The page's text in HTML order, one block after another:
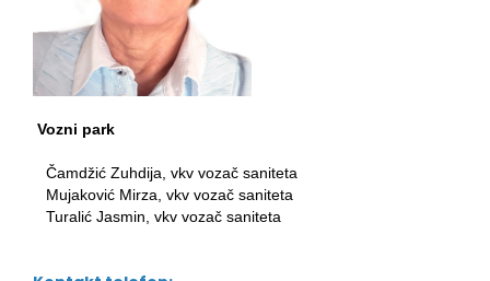
Vozni park
Čamdžić Zuhdija, vkv vozač saniteta
Mujaković Mirza, vkv vozač saniteta
Turalić Jasmin, vkv vozač saniteta